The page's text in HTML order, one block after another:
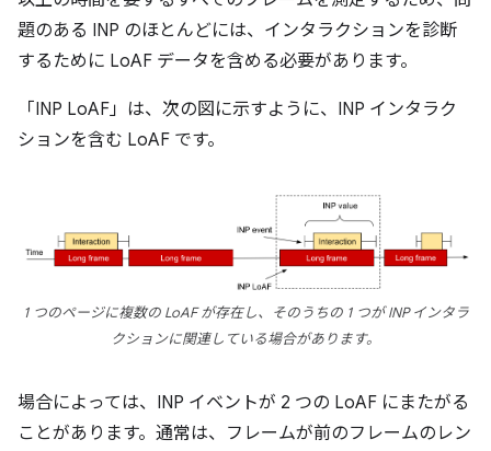
題のある INP のほとんどには、インタラクションを診断
するために LoAF データを含める必要があります。
「INP LoAF」は、次の図に示すように、INP インタラク
ションを含む LoAF です。
1 つのページに複数の LoAF が存在し、そのうちの 1 つが INP インタラ
クションに関連している場合があります。
場合によっては、INP イベントが 2 つの LoAF にまたがる
ことがあります。通常は、フレームが前のフレームのレン